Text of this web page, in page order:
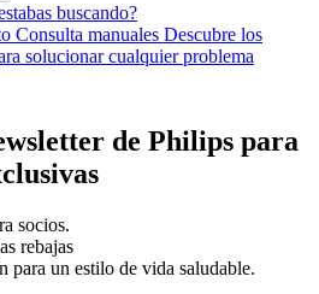
buscando?
Consulta manuales Descubre los
solucionar cualquier problema
de Philips para
socios.
rebajas
para un estilo de vida saludable.